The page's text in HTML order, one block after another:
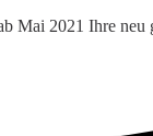
Mai 2021 Ihre